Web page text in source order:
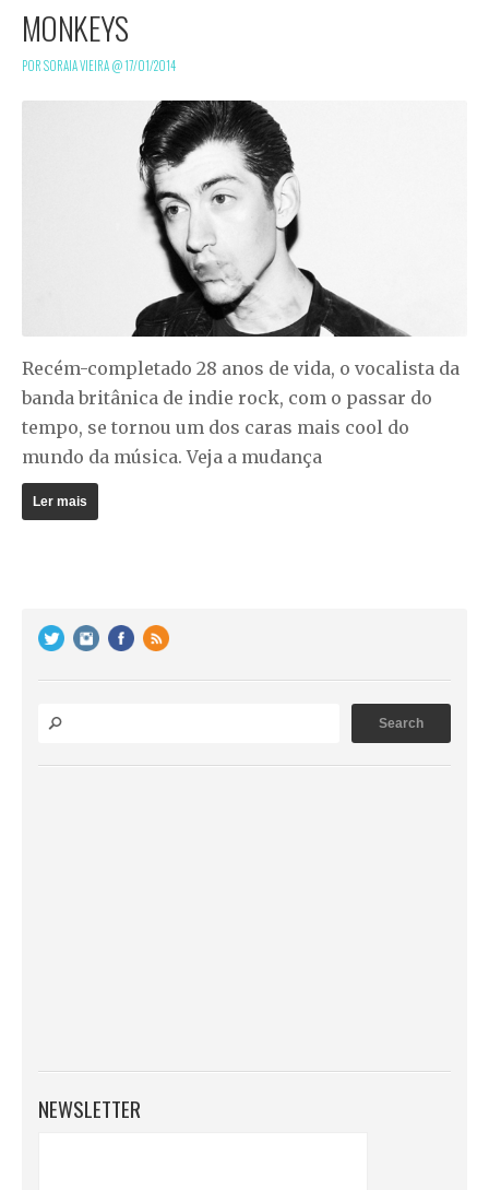
MONKEYS
POR SORAIA VIEIRA @17/01/2014
Recém-completado 28 anos de vida, o vocalista da
banda britânica de indie rock, com o passar do
tempo, se tornou um dos caras mais cool do
mundo da música. Veja a mudança
Ler mais
NEWSLETTER